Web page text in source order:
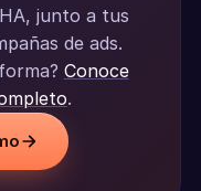
junto a tus
de ads.
Conoce
.